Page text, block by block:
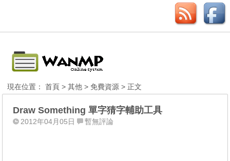
現在位置：首頁 >其他 >免費資源 > 正文
Draw Something 單字猜字輔助工具
2012年04月05日 暫無評論